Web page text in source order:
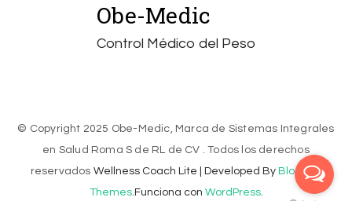
Obe-Medic
Control Médico del Peso
© Copyright 2025 Obe-Medic, Marca de Sistemas Integrales
en Salud Roma S de RL de CV . Todos los derechos
reservados Wellness Coach Lite | Developed By Blossom
Themes.Funciona con WordPress.